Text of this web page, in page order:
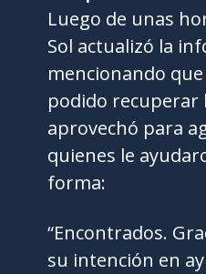
Luego de unas
Sol actualizó la
mencionando
podido recuperar
aprovechó para
quienes le
forma:
“Encontrados.
su intención en